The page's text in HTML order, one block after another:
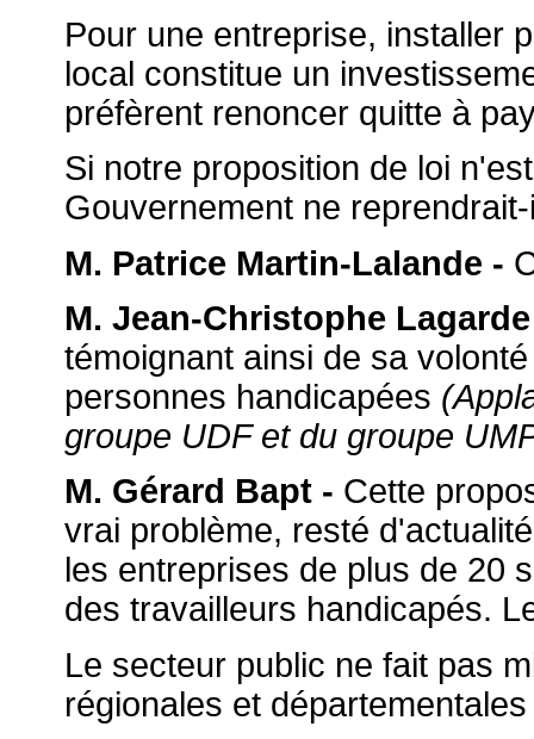
Pour une entreprise, installer
local constitue un
préfèrent renoncer quitte à
Si notre proposition de loi
Gouvernement ne
M. Patrice Martin-Lalande -
M. Jean-Christophe
témoignant ainsi de sa
personnes handicapées
groupe UDF et du groupe
M. Gérard Bapt - Cette
vrai problème, resté
les entreprises de plus de 20
des travailleurs handicapés.
Le secteur public ne fait pas
régionales et